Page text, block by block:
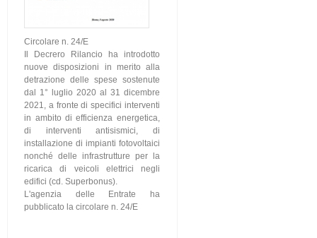
Circolare n. 24/E
Il Decrero Rilancio ha introdotto
nuove disposizioni in merito alla
detrazione delle spese sostenute
dal 1° luglio 2020 al 31 dicembre
2021, a fronte di specifici interventi
in ambito di efficienza energetica,
di interventi antisismici, di
installazione di impianti fotovoltaici
nonché delle infrastrutture per la
ricarica di veicoli elettrici negli
edifici (cd. Superbonus).
L'agenzia delle Entrate ha
pubblicato la circolare n. 24/E